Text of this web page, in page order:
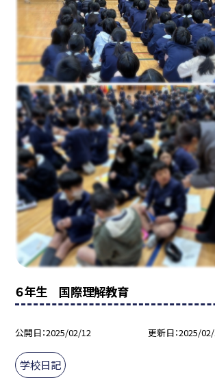
６年生 国際理解教育
公開日 2025/02/12 更新日 2025/
学校日記